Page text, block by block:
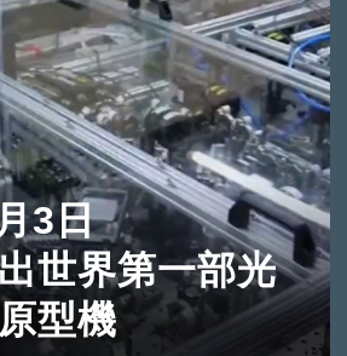
3日
世界第一部光
型機